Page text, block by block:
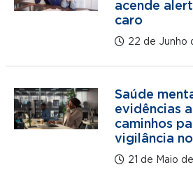
acende
caro
22 de Junho
Saúde
evidências
caminhos
vigilância no
21 de Maio